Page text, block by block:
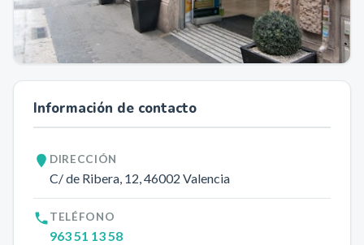
Información de contacto
DIRECCIÓN
C/ de Ribera, 12, 46002 Valencia
TELÉFONO
963 51 13 58